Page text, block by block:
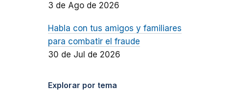
3 de Ago de 2026
Habla con tus amigos y familiares
para combatir el fraude
30 de Jul de 2026
Explorar por tema